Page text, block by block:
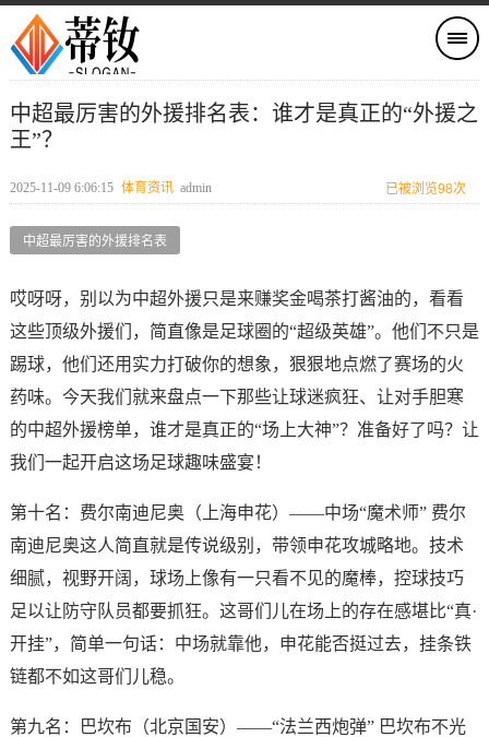
中超最厉害的外援排名表：谁才是真正的“外援之
王”？
2025-11-09 6:06:15 体育资讯 admin 已被浏览98次
中超最厉害的外援排名表
哎呀呀，别以为中超外援只是来赚奖金喝茶打酱油的，看看
这些顶级外援们，简直像是足球圈的“超级英雄”。他们不只是
踢球，他们还用实力打破你的想象，狠狠地点燃了赛场的火
药味。今天我们就来盘点一下那些让球迷疯狂、让对手胆寒
的中超外援榜单，谁才是真正的“场上大神”？准备好了吗？让
我们一起开启这场足球趣味盛宴！
第十名：费尔南迪尼奥（上海申花）——中场“魔术师” 费尔
南迪尼奥这人简直就是传说级别，带领申花攻城略地。技术
细腻，视野开阔，球场上像有一只看不见的魔棒，控球技巧
足以让防守队员都要抓狂。这哥们儿在场上的存在感堪比“真·
开挂”，简单一句话：中场就靠他，申花能否挺过去，挂条铁
链都不如这哥们儿稳。
第九名：巴坎布（北京国安）——“法兰西炮弹” 巴坎布不光